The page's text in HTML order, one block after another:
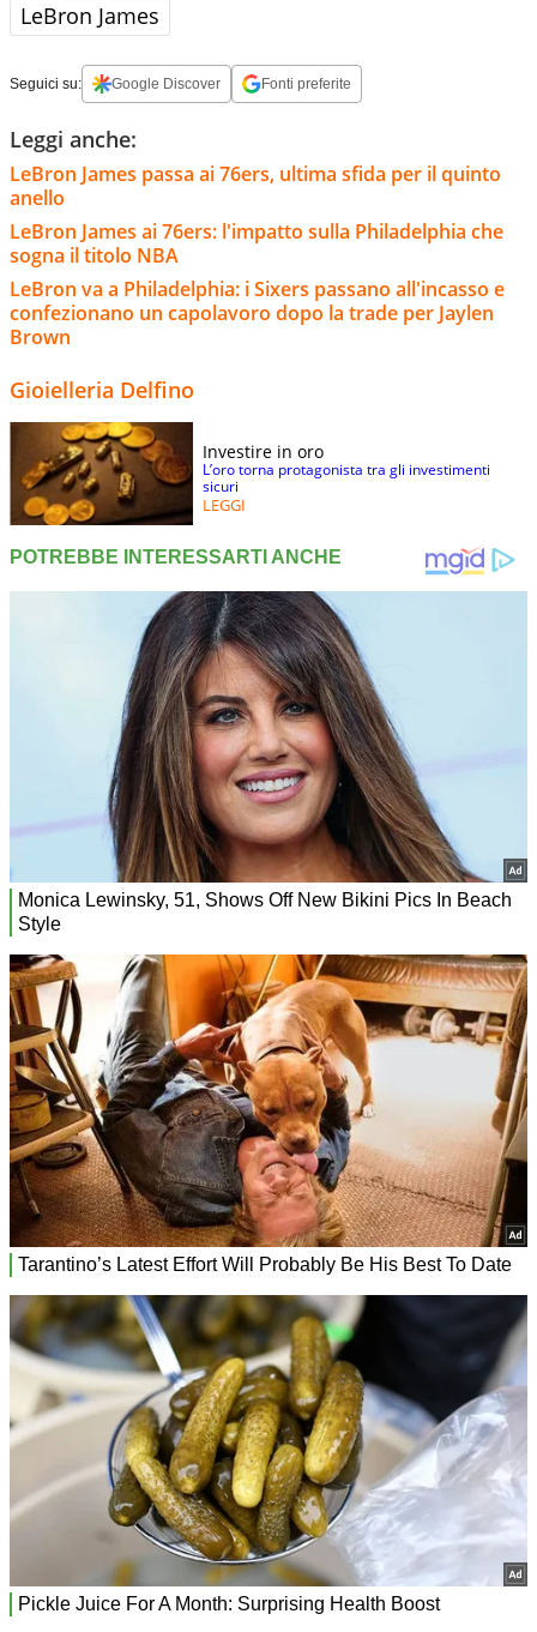
LeBron James
Seguici su: Google Discover Fonti preferite
Leggi anche:
LeBron James passa ai 76ers, ultima sfida per il quinto
anello
LeBron James ai 76ers: l'impatto sulla Philadelphia che
sogna il titolo NBA
LeBron va a Philadelphia: i Sixers passano all'incasso e
confezionano un capolavoro dopo la trade per Jaylen
Brown
Gioielleria Delfino
Investire in oro
L’oro torna protagonista tra gli investimenti
sicuri
LEGGI